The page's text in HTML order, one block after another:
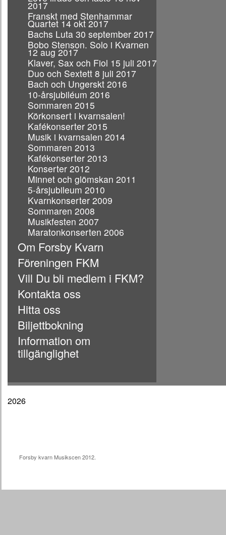
2017
Franskt med Stenhammar
Quartet 14 okt 2017
Bachs Luta 30 september 2017
Bobo Stenson. Solo i Kvarnen
12 aug 2017
Klaver, Sax och Fiol 15 juli 2017
Duo och Sextett 8 juli 2017
Bach och Ungerskt 2016
10-årsjubiléum 2016
Sommaren 2015
Körkonsert i kvarnsalen!
Kafékonserter 2015
Musik i kvarnsalen 2014
Sommaren 2013
Kafékonserter 2013
Konserter 2012
Minnet och glömskan 2011
5-årsjubileum 2010
Kvarnkonserter 2009
Sommaren 2008
Musikfesten 2007
Maratonkonserten 2006
Om Forsby Kvarn
Föreningen FKM
Vill Du bli medlem i FKM?
Kontakta oss
Hitta oss
Biljettbokning
Information om
tillgänglighet
2026
Forsby kvarn Musikscen 2012.